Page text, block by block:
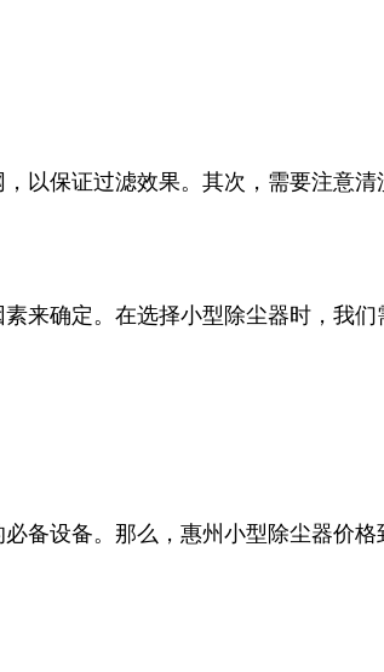
以保证过滤效果。其次，需要注意
来确定。在选择小型除尘器时，我
备设备。那么，惠州小型除尘器价